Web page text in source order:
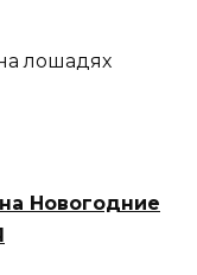
Новогодние